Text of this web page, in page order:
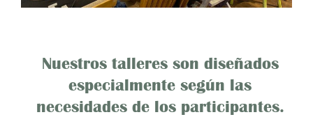
Nuestros talleres son diseñados
especialmente según las
necesidades de los participantes.